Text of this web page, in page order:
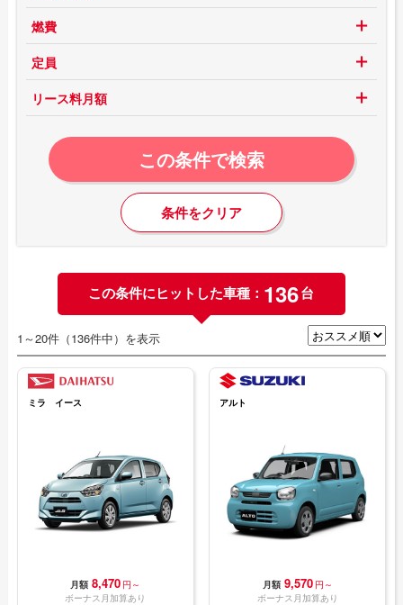
燃費
定員
リース料月額
この条件で検索
条件をクリア
この条件にヒットした車種： 136台
1～20件（136件中）を表示
ミラ イース
月額 8,470 円～
ボーナス月加算あり
アルト
月額 9,570 円～
ボーナス月加算あり